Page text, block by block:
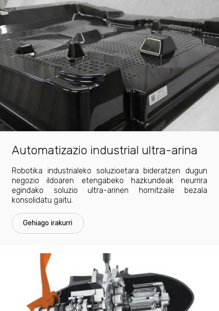
Automatizazio industrial ultra-arina
Robotika industrialeko soluzioetara bideratzen dugun
negozio ildoaren etengabeko hazkundeak neurrira
egindako soluzio ultra-arinen hornitzaile bezala
konsolidatu gaitu.
Gehiago irakurri